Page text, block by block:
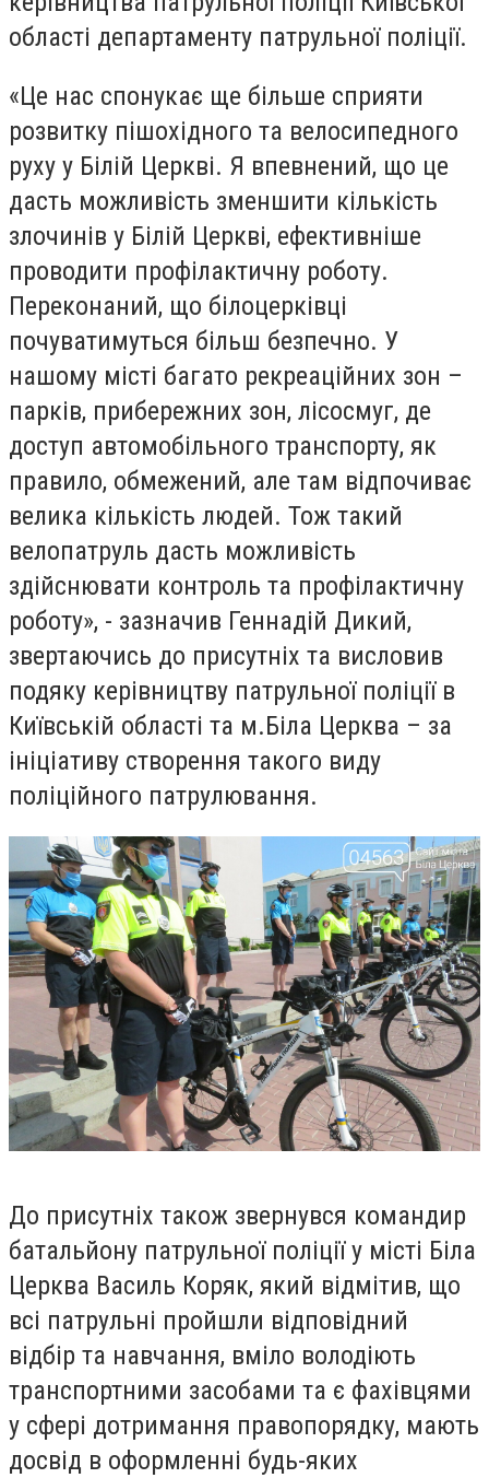
області департаменту патрульної поліції.
«Це нас спонукає ще більше сприяти
розвитку пішохідного та велосипедного
руху у Білій Церкві. Я впевнений, що це
дасть можливість зменшити кількість
злочинів у Білій Церкві, ефективніше
проводити профілактичну роботу.
Переконаний, що білоцерківці
почуватимуться більш безпечно. У
нашому місті багато рекреаційних зон –
парків, прибережних зон, лісосмуг, де
доступ автомобільного транспорту, як
правило, обмежений, але там відпочиває
велика кількість людей. Тож такий
велопатруль дасть можливість
здійснювати контроль та профілактичну
роботу», - зазначив Геннадій Дикий,
звертаючись до присутніх та висловив
подяку керівництву патрульної поліції в
Київській області та м.Біла Церква – за
ініціативу створення такого виду
поліційного патрулювання.
До присутніх також звернувся командир
батальйону патрульної поліції у місті Біла
Церква Василь Коряк, який відмітив, що
всі патрульні пройшли відповідний
відбір та навчання, вміло володіють
транспортними засобами та є фахівцями
у сфері дотримання правопорядку, мають
досвід в оформленні будь-яких